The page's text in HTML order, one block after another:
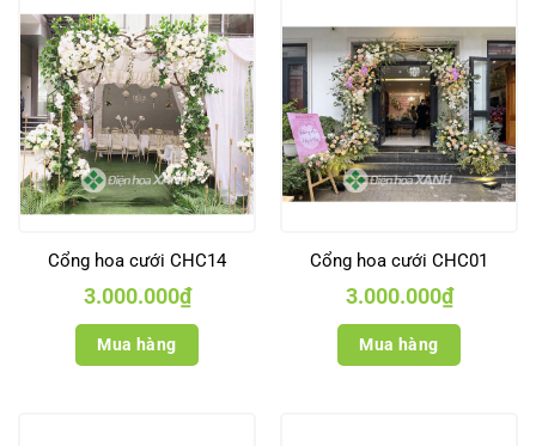
Cổng hoa cưới CHC14
3.000.000₫
Mua hàng
Cổng hoa cưới CHC01
3.000.000₫
Mua hàng